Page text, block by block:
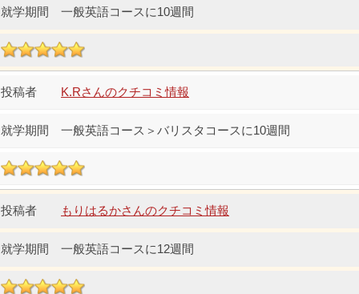
一般英語コースに10週間
K.Rさんのクチコミ情報
一般英語コース＞バリスタコースに10週間
もりはるかさんのクチコミ情報
一般英語コースに12週間